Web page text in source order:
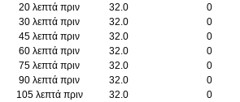
20 λεπτά πριν
32.0
0
30 λεπτά πριν
32.0
0
45 λεπτά πριν
32.0
0
60 λεπτά πριν
32.0
0
75 λεπτά πριν
32.0
0
90 λεπτά πριν
32.0
0
105 λεπτά πριν
32.0
0